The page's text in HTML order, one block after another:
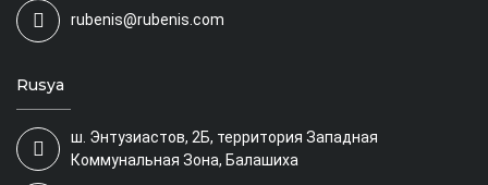
rubenis@rubenis.com
Rusya
ш. Энтузиастов, 2Б, территория Западная
Коммунальная Зона, Балашиха